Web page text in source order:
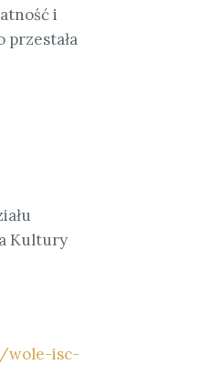
i
przestała
Kultury
wole-isc-